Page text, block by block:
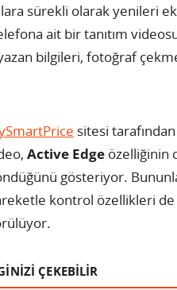
sürekli olarak yenileri
ait bir tanıtım
bilgileri, fotoğraf
sitesi
Active Edge özelliğinin
gösteriyor.
kontrol özellikleri
ÇEKEBİLİR